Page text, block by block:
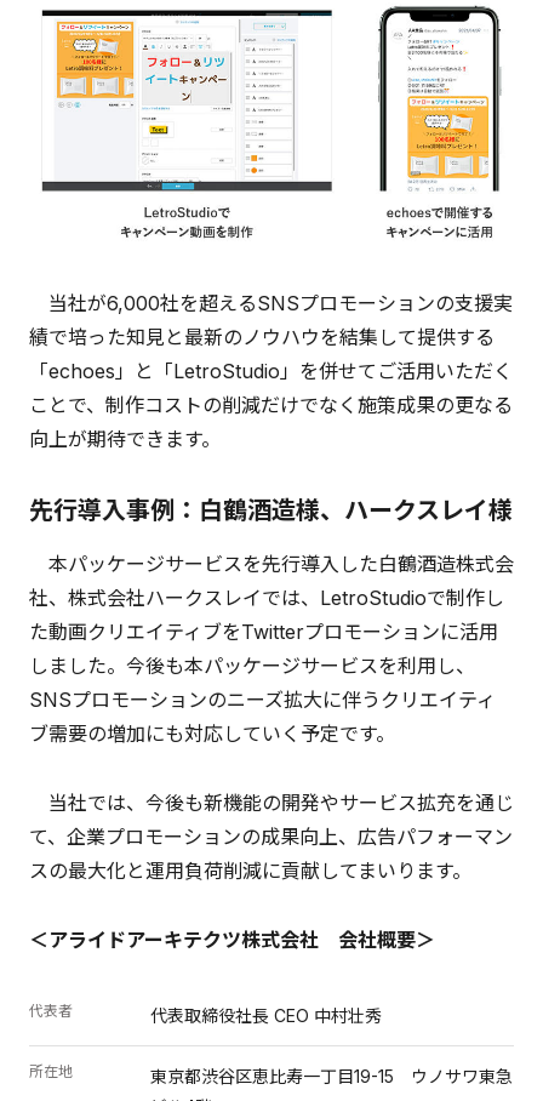
当社が6,000社を超えるSNSプロモーションの支援実
績で培った知見と最新のノウハウを結集して提供する
「echoes」と「LetroStudio」を併せてご活用いただく
ことで、制作コストの削減だけでなく施策成果の更なる
向上が期待できます。
先行導入事例：白鶴酒造様、ハークスレイ様
本パッケージサービスを先行導入した白鶴酒造株式会
社、株式会社ハークスレイでは、LetroStudioで制作し
た動画クリエイティブをTwitterプロモーションに活用
しました。今後も本パッケージサービスを利用し、
SNSプロモーションのニーズ拡大に伴うクリエイティ
ブ需要の増加にも対応していく予定です。
当社では、今後も新機能の開発やサービス拡充を通じ
て、企業プロモーションの成果向上、広告パフォーマン
スの最大化と運用負荷削減に貢献してまいります。
＜アライドアーキテクツ株式会社 会社概要＞
代表者 代表取締役社長 CEO 中村壮秀
所在地
東京都渋谷区恵比寿一丁目19-15 ウノサワ東急